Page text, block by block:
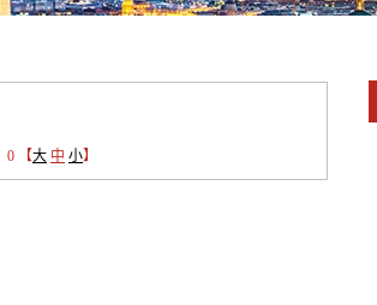
0 【大 中 小】